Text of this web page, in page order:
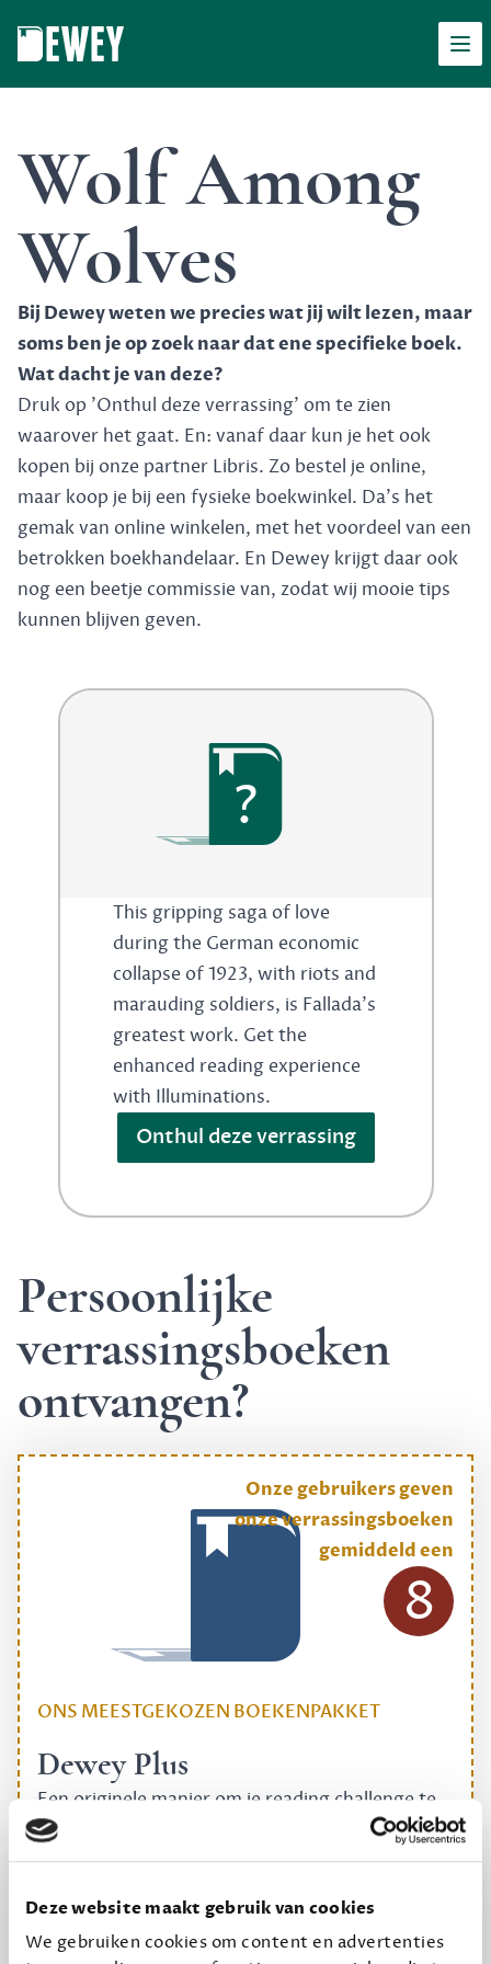
Deze website maakt gebruik van cookies
We gebruiken cookies om content en advertenties
Wolf Among
Wolves
Bij Dewey weten we precies wat jij wilt lezen, maar
soms ben je op zoek naar dat ene specifieke boek.
Wat dacht je van deze?
Druk op 'Onthul deze verrassing' om te zien
waarover het gaat. En: vanaf daar kun je het ook
kopen bij onze partner Libris. Zo bestel je online,
maar koop je bij een fysieke boekwinkel. Da's het
gemak van online winkelen, met het voordeel van een
betrokken boekhandelaar. En Dewey krijgt daar ook
nog een beetje commissie van, zodat wij mooie tips
kunnen blijven geven.
?
This gripping saga of love
during the German economic
collapse of 1923, with riots and
marauding soldiers, is Fallada's
greatest work. Get the
enhanced reading experience
with Illuminations.
Onthul deze verrassing
Persoonlijke
verrassingsboeken
ontvangen?
ONS MEESTGEKOZEN BOEKENPAKKET
Dewey Plus
Een originele manier om je reading challenge te
halen.
12,50 per maand, incl. verzending
Geef cadeau
Onze gebruikers geven
onze verrassingsboeken
gemiddeld een
8